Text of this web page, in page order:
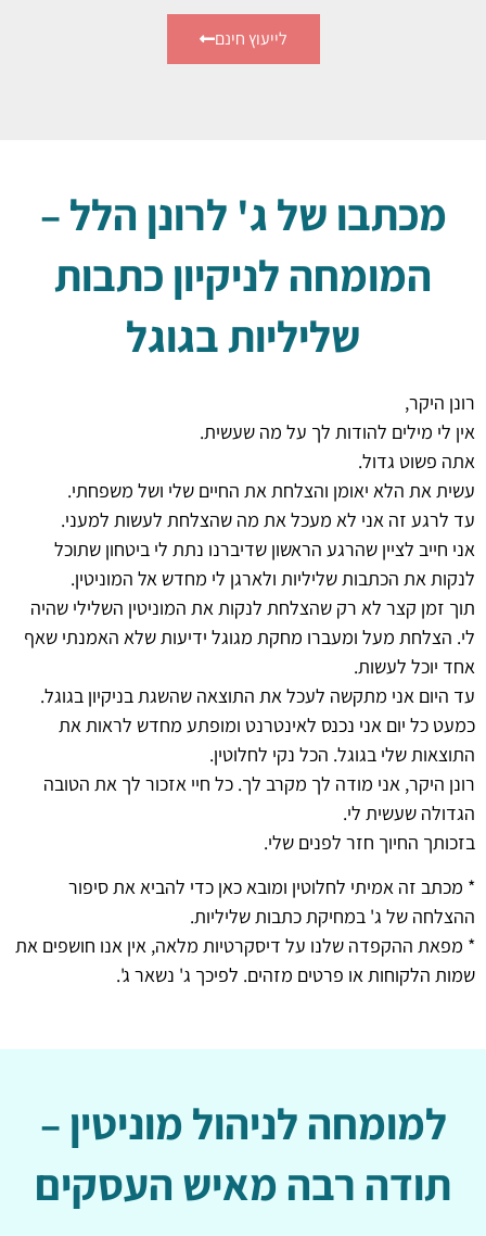
לייעוץ חינם
מכתבו של ג' לרונן הלל –
המומחה לניקיון כתבות
שליליות בגוגל
רונן היקר,
אין לי מילים להודות לך על מה שעשית.
אתה פשוט גדול.
עשית את הלא יאומן והצלחת את החיים שלי ושל משפחתי.
עד לרגע זה אני לא מעכל את מה שהצלחת לעשות למעני.
אני חייב לציין שהרגע הראשון שדיברנו נתת לי ביטחון שתוכל
לנקות את הכתבות שליליות ולארגן לי מחדש אל המוניטין.
תוך זמן קצר לא רק שהצלחת לנקות את המוניטין השלילי שהיה
לי. הצלחת מעל ומעברו מחקת מגוגל ידיעות שלא האמנתי שאף
אחד יוכל לעשות.
עד היום אני מתקשה לעכל את התוצאה שהשגת בניקיון בגוגל.
כמעט כל יום אני נכנס לאינטרנט ומופתע מחדש לראות את
התוצאות שלי בגוגל. הכל נקי לחלוטין.
רונן היקר, אני מודה לך מקרב לך. כל חיי אזכור לך את הטובה
הגדולה שעשית לי.
בזכותך החיוך חזר לפנים שלי.
* מכתב זה אמיתי לחלוטין ומובא כאן כדי להביא את סיפור
ההצלחה של ג' במחיקת כתבות שליליות.
* מפאת ההקפדה שלנו על דיסקרטיות מלאה, אין אנו חושפים את
שמות הלקוחות או פרטים מזהים. לפיכך ג' נשאר ג'.
למומחה לניהול מוניטין –
תודה רבה מאיש העסקים